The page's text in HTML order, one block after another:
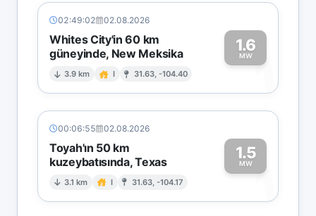
02:49:02 02.08.2026
Whites City'in 60 km
güneyinde, New Meksika
3.9 km I 31.63, -104.40
1.6
MW1
00:06:55 02.08.2026
Toyah'ın 50 km
kuzeybatısında, Texas
3.1 km I 31.63, -104.17
1.5
MW1